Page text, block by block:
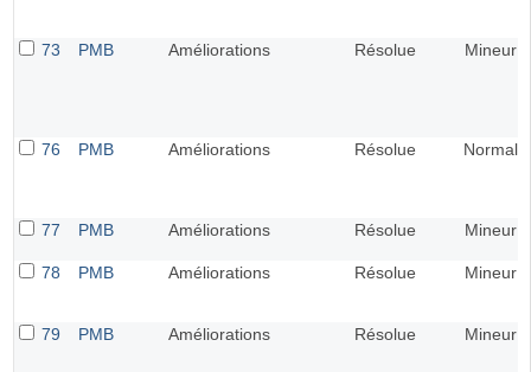
73 PMB Améliorations Résolue Mineur
76 PMB Améliorations Résolue Normal
77 PMB Améliorations Résolue Mineur
78 PMB Améliorations Résolue Mineur
79 PMB Améliorations Résolue Mineur